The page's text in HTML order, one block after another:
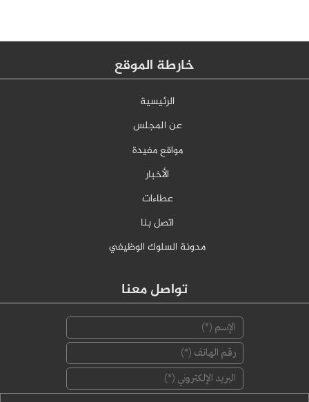
خارطة الموقع
الرئيسية
عن المجلس
مواقع مفيدة
الأخبار
عطاءات
اتصل بنا
مدونة السلوك الوظيفي
تواصل معنا
‏البريد الإلكتروني ‏*